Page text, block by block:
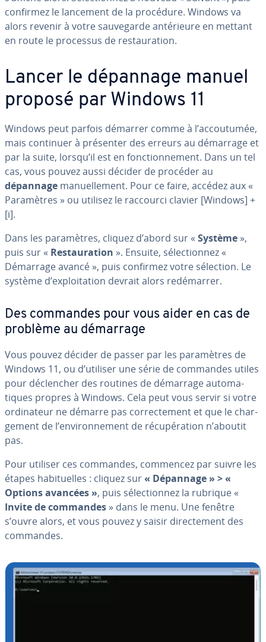
confirmez le lancement de la procédure. Windows va
alors revenir à votre sau­ve­garde an­té­rieure en mettant
en route le processus de res­tau­ra­tion.
Lancer le dépannage manuel
proposé par Windows 11
Windows peut parfois démarrer comme à l’ac­cou­tu­mée,
mais continuer à présenter des erreurs au démarrage et
par la suite, lorsqu’il est en fonc­tion­ne­ment. Dans un tel
cas, vous pouvez aussi décider de procéder au
dépannage ma­nuel­le­ment. Pour ce faire, accédez aux «
Pa­ra­mètres » ou utilisez le raccourci clavier [Windows] +
[i].
Dans les pa­ra­mètres, cliquez d’abord sur « Système »,
puis sur « Res­tau­ra­tion ». Ensuite, sé­lec­tion­nez «
Démarrage avancé », puis confirmez votre sélection. Le
système d’ex­ploi­ta­tion devrait alors re­dé­mar­rer.
Des commandes pour vous aider en cas de
problème au démarrage
Vous pouvez décider de passer par les pa­ra­mètres de
Windows 11, ou d’utiliser une série de commandes utiles
pour dé­clen­cher des routines de démarrage au­to­ma­
tiques propres à Windows. Cela peut vous servir si votre
or­di­na­teur ne démarre pas cor­rec­te­ment et que le char­
ge­ment de l’en­vi­ron­ne­ment de ré­cu­pé­ra­tion n’aboutit
pas.
Pour utiliser ces commandes, commencez par suivre les
étapes ha­bi­tuelles : cliquez sur« Dépannage » > «
Options avancées », puis sé­lec­tion­nez la rubrique «
Invite de commandes » dans le menu. Une fenêtre
s’ouvre alors, et vous pouvez y saisir di­rec­te­ment des
commandes.